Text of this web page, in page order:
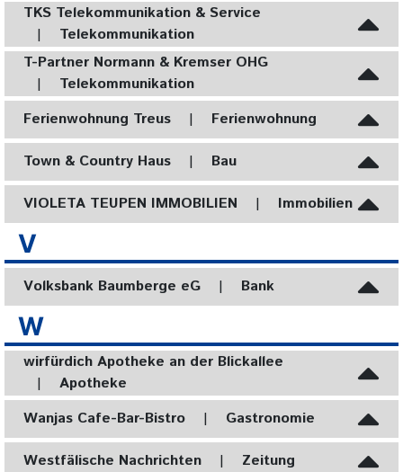
TKS Telekommunikation & Service
|
Telekommunikation
T-Partner Normann & Kremser OHG
|
Telekommunikation
Ferienwohnung Treus
| Ferienwohnung
Town & Country Haus | Bau
VIOLETA TEUPEN IMMOBILIEN | Immobilien
V
Volksbank Baumberge eG | Bank
W
wirfürdich Apotheke an der Blickallee
|
Apotheke
Wanjas Cafe-Bar-Bistro
| Gastronomie
Westfälische Nachrichten | Zeitung